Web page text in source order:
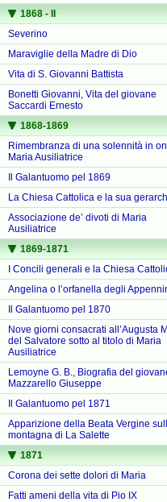
1868 - II
Severino
Maraviglie della Madre di Dio
Vita di S. Giovanni Battista
Bonetti Giovanni, Vita del giovane
Saccardi Ernesto
1868-1869
Rimembranza di una solennità in
Maria Ausiliatrice
Il Galantuomo pel 1869
La Chiesa Cattolica e la sua
Associazione de’ divoti di Maria
Ausiliatrice
1869-1871
I Concili generali e la Chiesa
Angelina o l’orfanella degli
Il Galantuomo pel 1870
Nove giorni consacrati all’Augusta
del Salvatore sotto al titolo di Maria
Ausiliatrice
Lemoyne G. B., Biografia del
Mazzarello Giuseppe
Il Galantuomo pel 1871
Apparizione della Beata Vergine
montagna di La Salette
1871
Corona dei sette dolori di Maria
Fatti ameni della vita di Pio IX